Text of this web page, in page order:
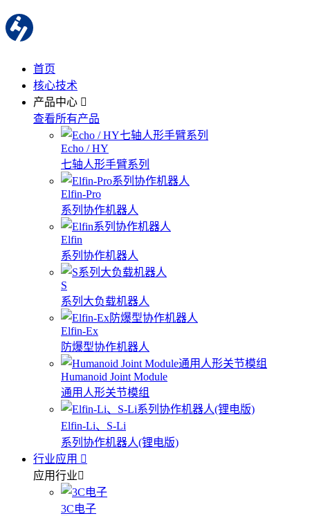
首页
核心技术
产品中心
查看所有产品
Echo / HY
七轴人形手臂系列
Elfin-Pro
系列协作机器人
Elfin
系列协作机器人
S
系列大负载机器人
Elfin-Ex
防爆型协作机器人
Humanoid Joint Module
通用人形关节模组
Elfin-Li、S-Li
系列协作机器人(锂电版)
行业应用
应用行业
3C电子